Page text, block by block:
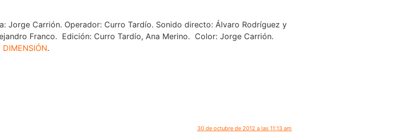
Carrión. Operador: Curro Tardío. Sonido directo: Álvaro Rodríguez y
Franco. Edición: Curro Tardío, Ana Merino. Color: Jorge Carrión.
DIMENSIÓN.
30 de octubre de 2012 a las 11:13 am